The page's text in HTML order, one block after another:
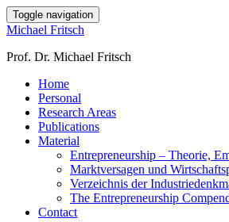
Toggle navigation
Michael Fritsch
Prof. Dr. Michael Fritsch
Home
Personal
Research Areas
Publications
Material
Entrepreneurship – Theorie,
Marktversagen und
Verzeichnis der
The Entrepreneurship
Contact